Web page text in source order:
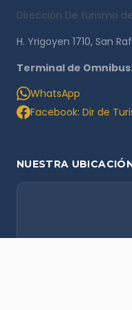
Dirección De turismo
H. Yrigoyen 1710, San
Terminal de
WhatsApp
Facebook: Dir de
NUESTRA